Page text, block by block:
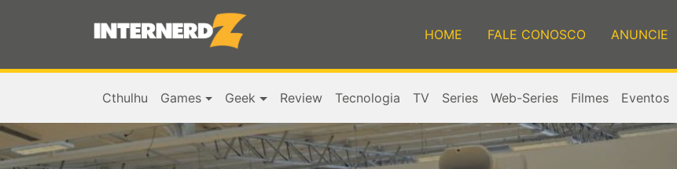
HOME FALE CONOSCO ANUNCIE
Cthulhu Games Geek Review Tecnologia TV Series Web-Series Filmes Eventos